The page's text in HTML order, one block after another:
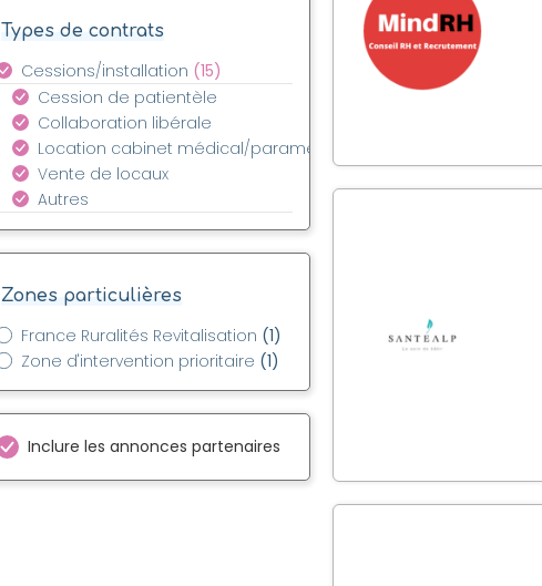
Types de contrats
Cessions/installation (15)
Cession de patientèle
Collaboration libérale
Location cabinet médical/paramédical
Vente de locaux
Autres
Zones particulières
France Ruralités Revitalisation (1)
Zone d'intervention prioritaire (1)
Inclure les annonces partenaires